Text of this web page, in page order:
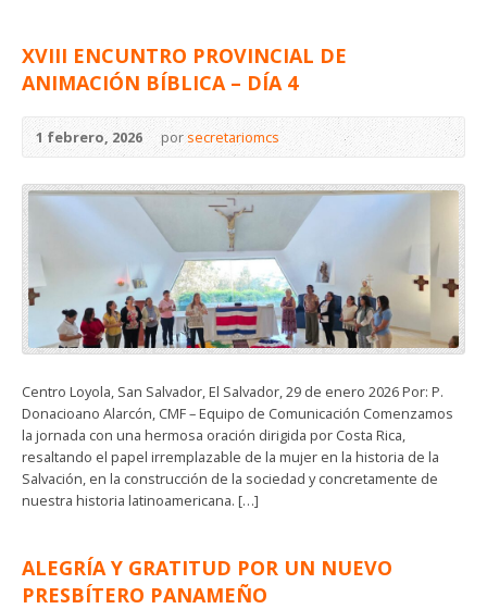
XVIII ENCUNTRO PROVINCIAL DE
ANIMACIÓN BÍBLICA – DÍA 4
1 febrero, 2026 porsecretariomcs
Centro Loyola, San Salvador, El Salvador, 29 de enero 2026 Por: P.
Donacioano Alarcón, CMF – Equipo de Comunicación Comenzamos
la jornada con una hermosa oración dirigida por Costa Rica,
resaltando el papel irremplazable de la mujer en la historia de la
Salvación, en la construcción de la sociedad y concretamente de
nuestra historia latinoamericana. […]
ALEGRÍA Y GRATITUD POR UN NUEVO
PRESBÍTERO PANAMEÑO